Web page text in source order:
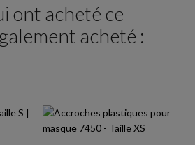
ont acheté ce
acheté :